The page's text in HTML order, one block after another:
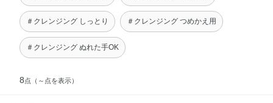
＃クレンジング しっとり ＃クレンジング つめかえ用
＃クレンジング ぬれた手OK
8点 （～点を表示）